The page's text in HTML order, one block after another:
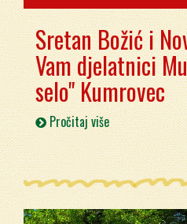
Sretan Božić i
Vam djelatnici
selo" Kumrovec
Pročitaj više